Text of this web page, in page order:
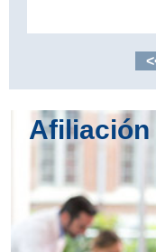
Afiliación